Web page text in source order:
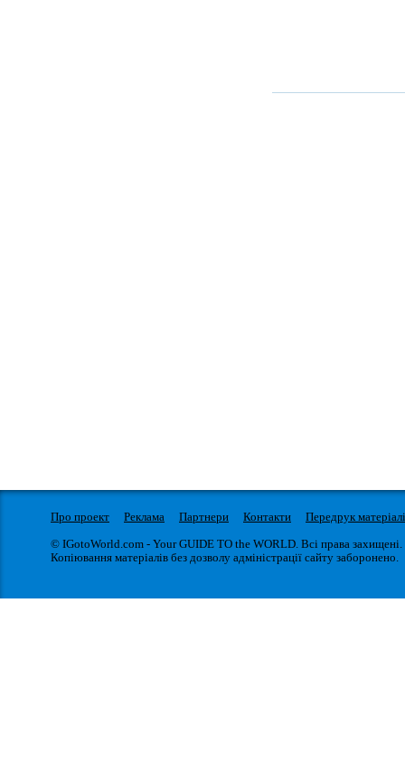
Про проект Реклама Партнери Контакти
Передрук
© IGotoWorld.com - Your GUIDE TO the WORLD. Всі права захищені.
Копіювання матеріалів без дозволу адміністрації сайту заборонено.